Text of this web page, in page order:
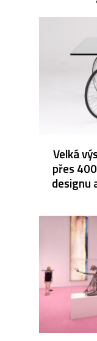
Velká
přes
designu